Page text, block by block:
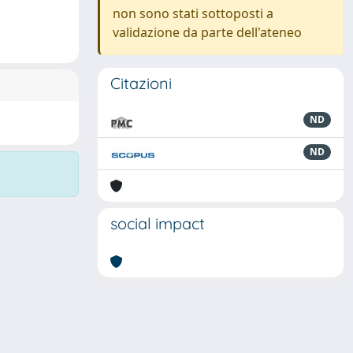
non sono stati sottoposti a
validazione da parte dell'ateneo
Citazioni
ND
ND
social impact